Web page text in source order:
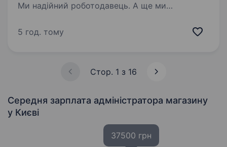
Ми надійний роботодавець. А ще ми
інновації. Запрошуємо на роботу в нічні зміни
5 год. тому
Стор. 1 з 16
Середня зарплата адміністратора магазину
у Києві
37500 грн